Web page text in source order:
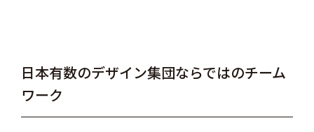
日本有数のデザイン集団ならではのチーム
ワーク